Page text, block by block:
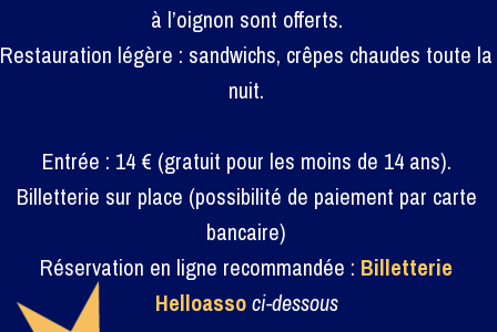
à l’oignon sont offerts.
Restauration légère : sandwichs, crêpes chaudes toute la
nuit.
Entrée : 14 € (gratuit pour les moins de 14 ans).
Billetterie sur place (possibilité de paiement par carte
bancaire)
Réservation en ligne recommandée : Billetterie
Helloasso ci-dessous